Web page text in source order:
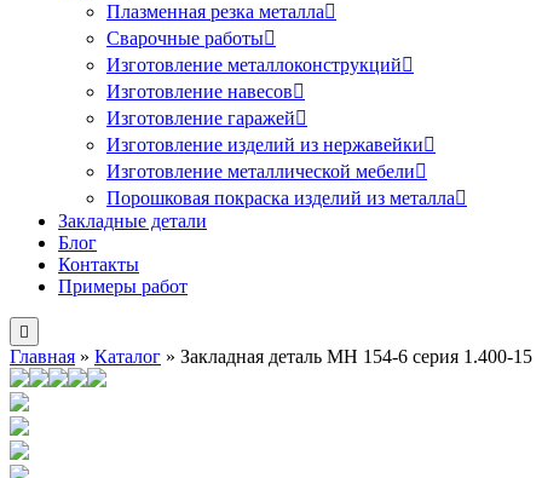
Плазменная резка металла
Сварочные работы
Изготовление металлоконструкций
Изготовление навесов
Изготовление гаражей
Изготовление изделий из нержавейки
Изготовление металлической мебели
Порошковая покраска изделий из металла
Закладные детали
Блог
Контакты
Примеры работ
Главная » Каталог » Закладная деталь МН 154-6 серия 1.400-15